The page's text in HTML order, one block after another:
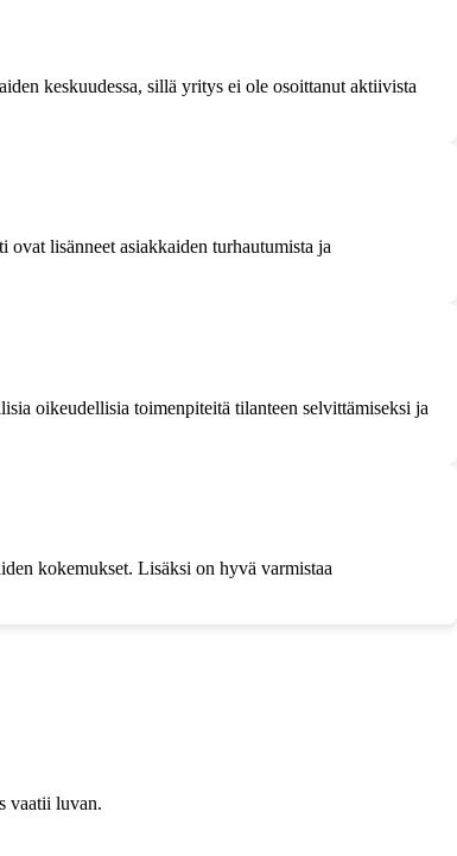
keskuudessa, sillä yritys ei ole osoittanut aktiivista
lisänneet asiakkaiden turhautumista ja
oikeudellisia toimenpiteitä tilanteen selvittämiseksi ja
kokemukset. Lisäksi on hyvä varmistaa
vaatii luvan.